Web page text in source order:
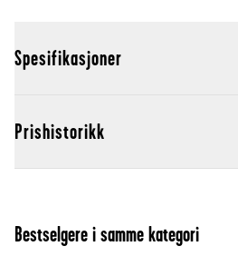
Spesifikasjoner
Prishistorikk
Bestselgere i samme kategori